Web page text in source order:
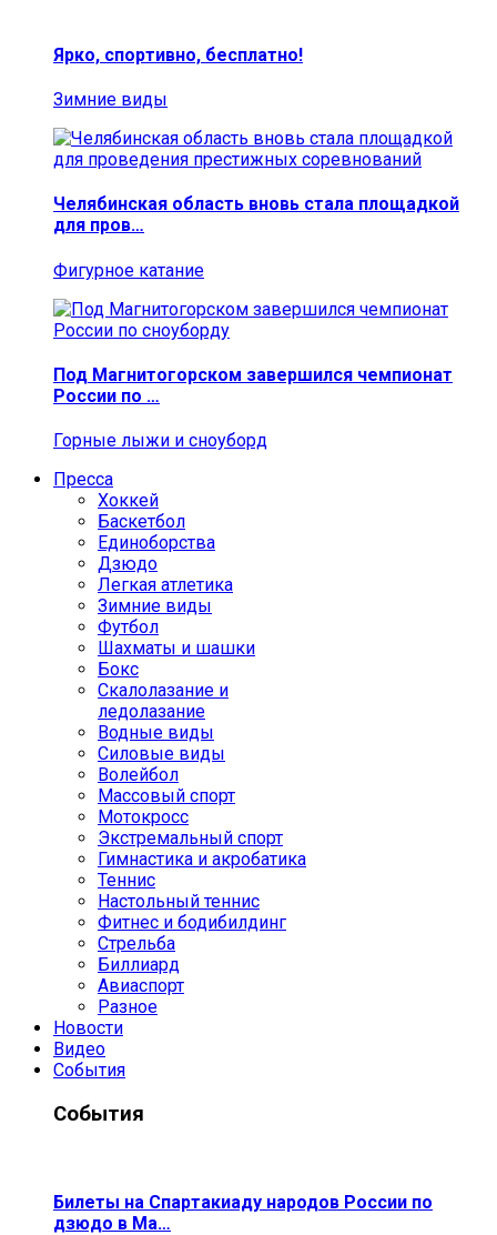
Ярко, спортивно, бесплатно!
Зимние виды
Челябинская область вновь стала площадкой
для пров…
Фигурное катание
Под Магнитогорском завершился чемпионат
России по …
Горные лыжи и сноуборд
Пресса
Хоккей
Баскетбол
Единоборства
Дзюдо
Легкая атлетика
Зимние виды
Футбол
Шахматы и шашки
Бокс
Скалолазание и
ледолазание
Водные виды
Силовые виды
Волейбол
Массовый спорт
Мотокросс
Экстремальный спорт
Гимнастика и акробатика
Теннис
Настольный теннис
Фитнес и бодибилдинг
Стрельба
Биллиард
Авиаспорт
Разное
Новости
Видео
События
События
Билеты на Спартакиаду народов России по
дзюдо в Ма…